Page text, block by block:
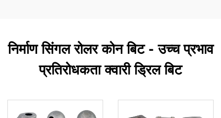
निर्माण सिंगल रोलर कोन बिट - उच्च प्रभाव
प्रतिरोधकता क्वारी ड्रिल बिट